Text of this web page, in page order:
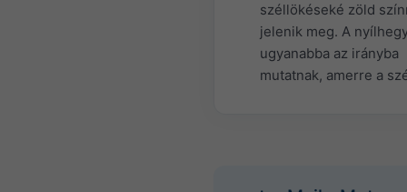
széllökéseké zöld
jelenik meg. A
ugyanabba az irányba
mutatnak, amerre a